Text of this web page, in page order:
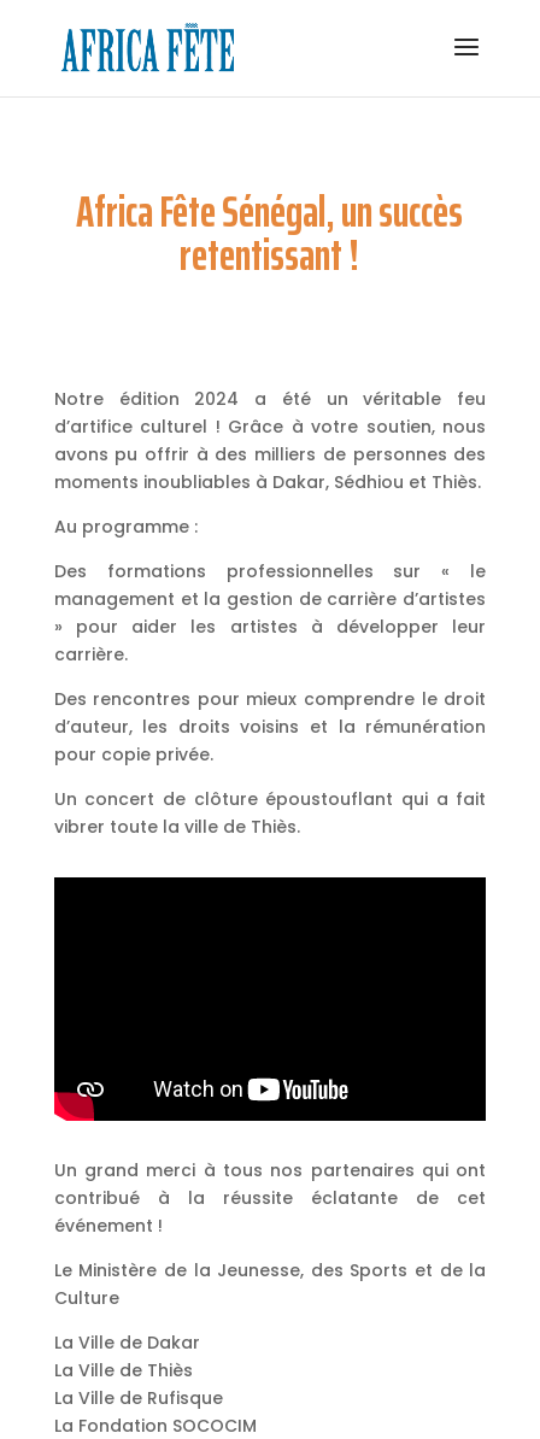
Africa Fête Sénégal, un succès
retentissant !
Notre édition 2024 a été un véritable feu
d’artifice culturel ! Grâce à votre soutien, nous
avons pu offrir à des milliers de personnes des
moments inoubliables à Dakar, Sédhiou et Thiès.
Au programme :
Des formations professionnelles sur « le
management et la gestion de carrière d’artistes
» pour aider les artistes à développer leur
carrière.
Des rencontres pour mieux comprendre le droit
d’auteur, les droits voisins et la rémunération
pour copie privée.
Un concert de clôture époustouflant qui a fait
vibrer toute la ville de Thiès.
Un grand merci à tous nos partenaires qui ont
contribué à la réussite éclatante de cet
événement !
Le Ministère de la Jeunesse, des Sports et de la
Culture
La Ville de Dakar
La Ville de Thiès
La Ville de Rufisque
La Fondation SOCOCIM